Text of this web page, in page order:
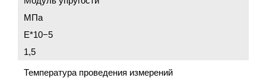
МПа
E*10−5
1,5
Температура проведения измерений